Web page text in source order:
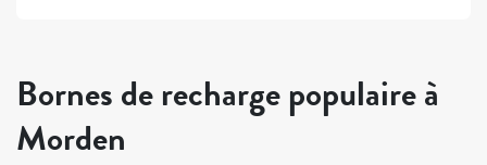
Bornes de recharge populaire à
Morden